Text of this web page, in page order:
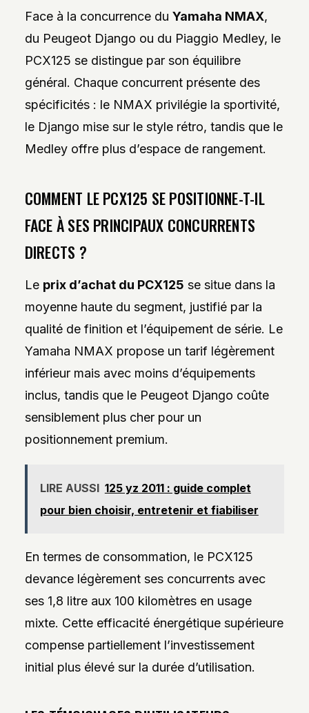
Face à la concurrence du Yamaha NMAX,
du Peugeot Django ou du Piaggio Medley, le
PCX125 se distingue par son équilibre
général. Chaque concurrent présente des
spécificités : le NMAX privilégie la sportivité,
le Django mise sur le style rétro, tandis que le
Medley offre plus d’espace de rangement.
COMMENT LE PCX125 SE POSITIONNE-T-IL
FACE À SES PRINCIPAUX CONCURRENTS
DIRECTS ?
Le prix d’achat du PCX125 se situe dans la
moyenne haute du segment, justifié par la
qualité de finition et l’équipement de série. Le
Yamaha NMAX propose un tarif légèrement
inférieur mais avec moins d’équipements
inclus, tandis que le Peugeot Django coûte
sensiblement plus cher pour un
positionnement premium.
LIRE AUSSI 125 yz 2011 : guide complet
pour bien choisir, entretenir et fiabiliser
En termes de consommation, le PCX125
devance légèrement ses concurrents avec
ses 1,8 litre aux 100 kilomètres en usage
mixte. Cette efficacité énergétique supérieure
compense partiellement l’investissement
initial plus élevé sur la durée d’utilisation.